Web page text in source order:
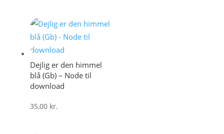
Dejlig er den himmel
blå (Gb) – Node til
download
35,00 kr.